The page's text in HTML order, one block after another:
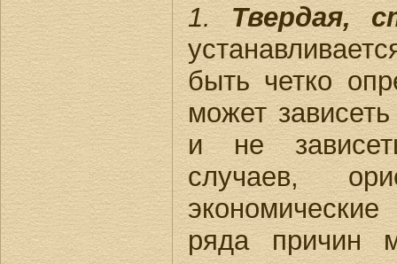
1.Твердая,
быть четко
может
и не
случаев,
ряда причин